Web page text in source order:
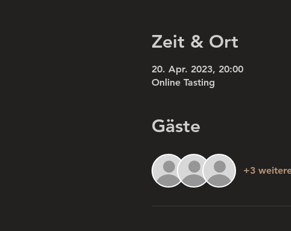
Zeit & Ort
20. Apr. 2023, 20:00
Online Tasting
Gäste
+3